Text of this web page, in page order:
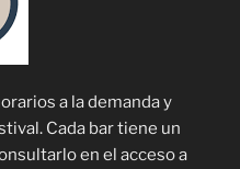
a la demanda y
Cada bar tiene un
en el acceso a